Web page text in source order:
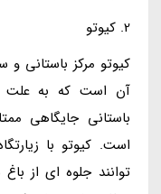
2. کیوتو
کیوتو مرکز باستانی
آن است که به علت
باستانی جایگاهی
است. کیوتو با
توانند جلوه ای از